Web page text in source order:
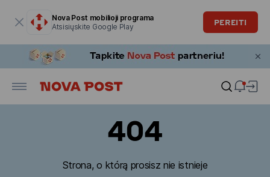
Nova Post mobilioji programa
Atsisiųskite Google Play
PEREITI
404
Strona, o którą prosisz nie istnieje